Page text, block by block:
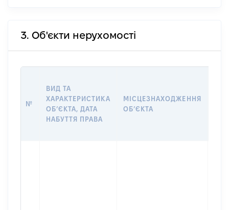
3. Об'єкти нерухомості
№
ВИД ТА
ХАРАКТЕРИСТИКА
ОБʼЄКТА, ДАТА
НАБУТТЯ ПРАВА
МІСЦЕЗНАХОДЖЕННЯ
ОБʼЄКТА